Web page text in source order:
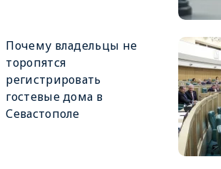
Почему владельцы не
торопятся
регистрировать
гостевые дома в
Севастополе